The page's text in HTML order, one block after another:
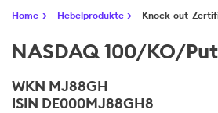
Home Hebelprodukte Knock-out-
NASDAQ 100/KO/
WKN MJ88GH
ISIN DE000MJ88GH8